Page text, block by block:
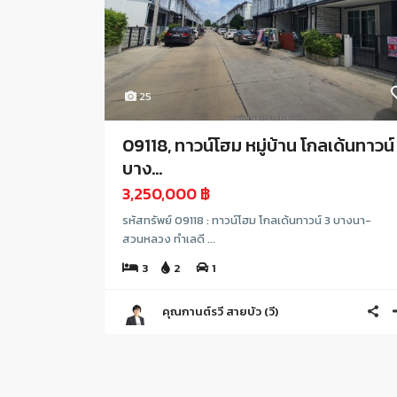
25
09118, ทาวน์โฮม หมู่บ้าน โกลเด้นทาว
บาง...
3,250,000 ฿
รหัสทรัพย์ 09118 : ทาวน์โฮม โกลเด้นทาวน์ 3 บางนา-
สวนหลวง ทำเลดี ...
3
2 1
คุณกานต์รวี สายบัว (วี)